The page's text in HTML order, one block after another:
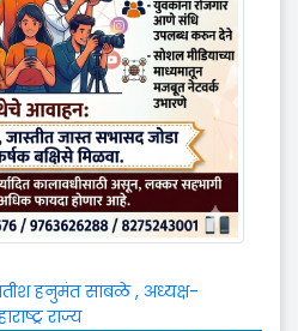
हनुमंत साबळे , अध्यक्ष-
राज्य